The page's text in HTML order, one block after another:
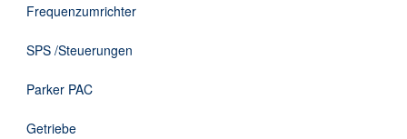
Frequenzumrichter
SPS /Steuerungen
Parker PAC
Getriebe